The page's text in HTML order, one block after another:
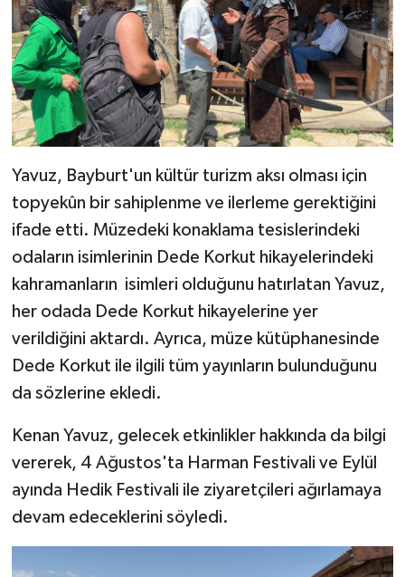
Yavuz, Bayburt'un kültür turizm aksı olması için
topyekûn bir sahiplenme ve ilerleme gerektiğini
ifade etti. Müzedeki konaklama tesislerindeki
odaların isimlerinin Dede Korkut hikayelerindeki
kahramanların isimleri olduğunu hatırlatan Yavuz,
her odada Dede Korkut hikayelerine yer
verildiğini aktardı. Ayrıca, müze kütüphanesinde
Dede Korkut ile ilgili tüm yayınların bulunduğunu
da sözlerine ekledi.
Kenan Yavuz, gelecek etkinlikler hakkında da bilgi
vererek, 4 Ağustos'ta Harman Festivali ve Eylül
ayında Hedik Festivali ile ziyaretçileri ağırlamaya
devam edeceklerini söyledi.